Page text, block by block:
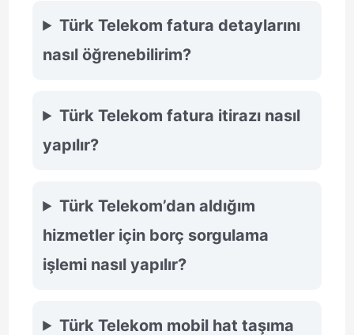
Türk Telekom fatura detaylarını
nasıl öğrenebilirim?
Türk Telekom fatura itirazı nasıl
yapılır?
Türk Telekom’dan aldığım
hizmetler için borç sorgulama
işlemi nasıl yapılır?
Türk Telekom mobil hat taşıma